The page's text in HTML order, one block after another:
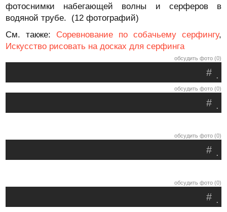
фотоснимки набегающей волны и серферов в
водяной трубе. (12 фотографий)
См. также: Соревнование по собачьему серфингу,
Искусство рисовать на досках для серфинга
обсудить фото (0)
.
#
обсудить фото (0)
.
#
обсудить фото (0)
.
#
обсудить фото (0)
.
#